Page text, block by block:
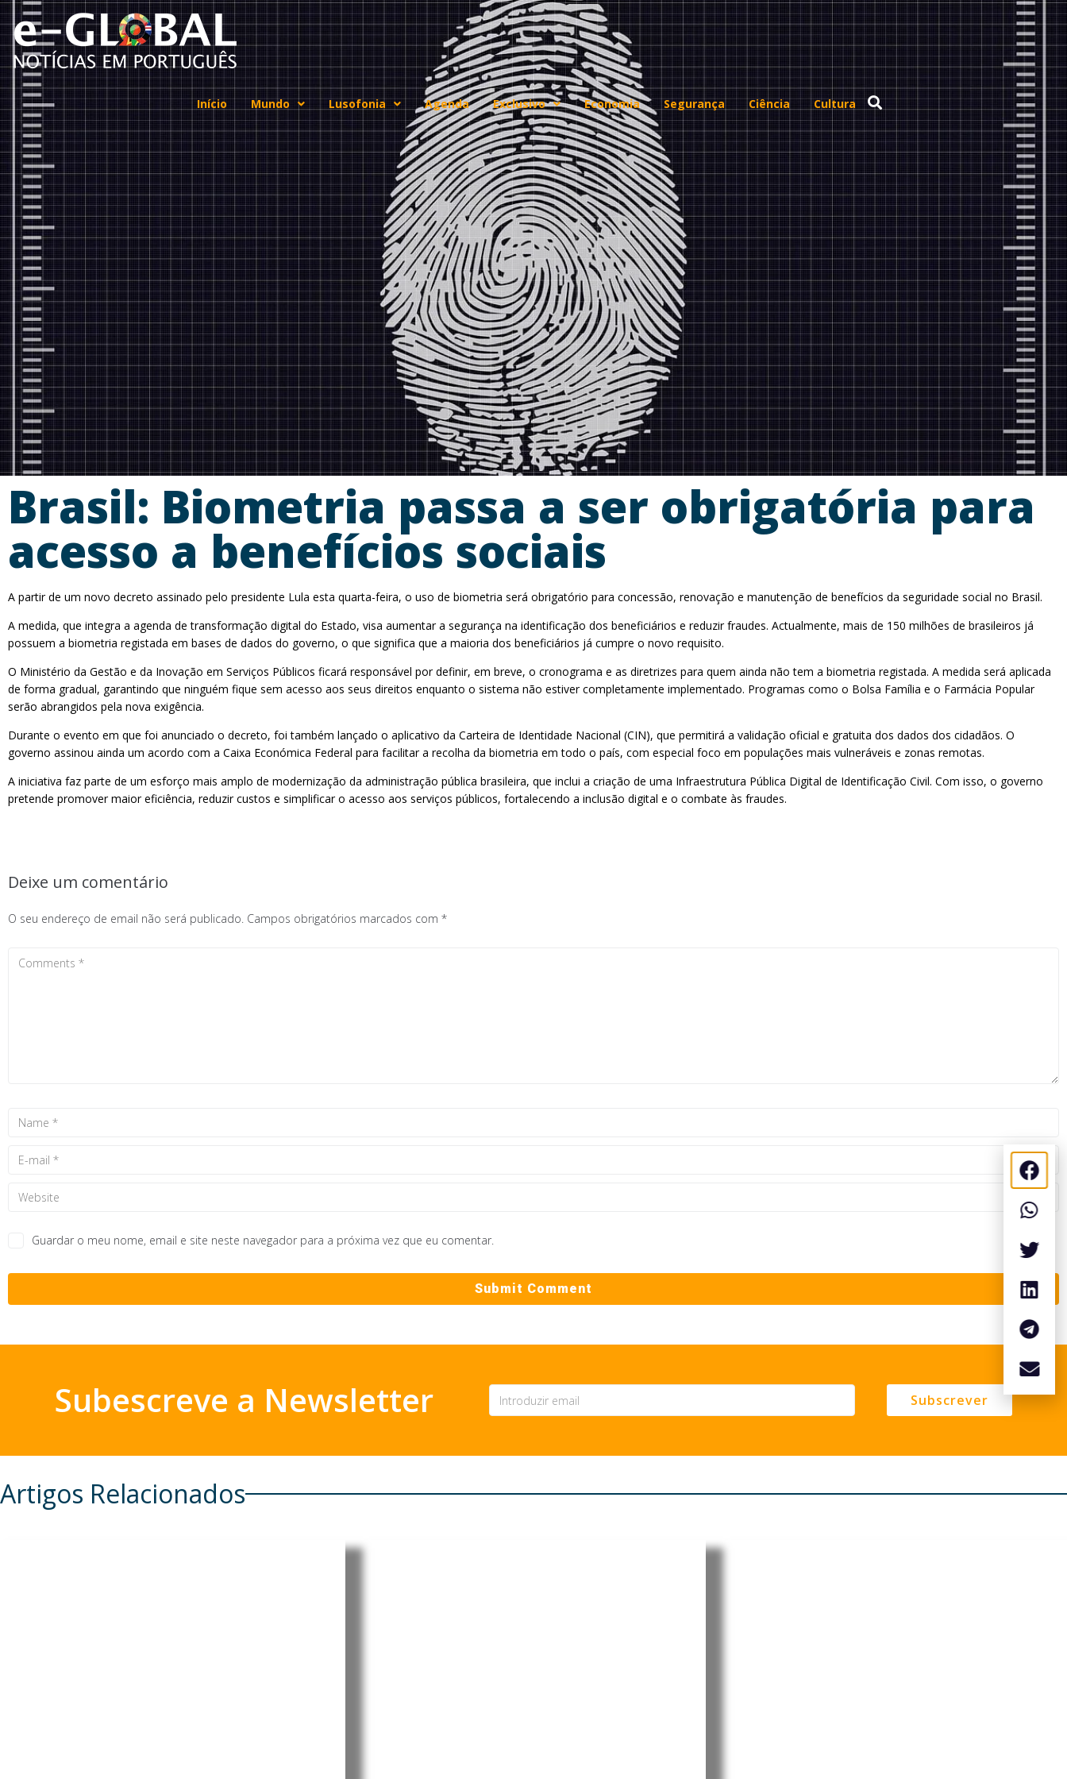
Início Mundo Lusofonia Agenda Exclusivo Economia Segurança Ciência Cultura
Brasil: Biometria passa a ser obrigatória para
acesso a benefícios sociais
A partir de um novo decreto assinado pelo presidente Lula esta quarta-feira, o uso de biometria será obrigatório para concessão, renovação e manutenção de benefícios da seguridade social no Brasil.
A medida, que integra a agenda de transformação digital do Estado, visa aumentar a segurança na identificação dos beneficiários e reduzir fraudes. Actualmente, mais de 150 milhões de brasileiros já
possuem a biometria registada em bases de dados do governo, o que significa que a maioria dos beneficiários já cumpre o novo requisito.
O Ministério da Gestão e da Inovação em Serviços Públicos ficará responsável por definir, em breve, o cronograma e as diretrizes para quem ainda não tem a biometria registada. A medida será aplicada
de forma gradual, garantindo que ninguém fique sem acesso aos seus direitos enquanto o sistema não estiver completamente implementado. Programas como o Bolsa Família e o Farmácia Popular
serão abrangidos pela nova exigência.
Durante o evento em que foi anunciado o decreto, foi também lançado o aplicativo da Carteira de Identidade Nacional (CIN), que permitirá a validação oficial e gratuita dos dados dos cidadãos. O
governo assinou ainda um acordo com a Caixa Económica Federal para facilitar a recolha da biometria em todo o país, com especial foco em populações mais vulneráveis e zonas remotas.
A iniciativa faz parte de um esforço mais amplo de modernização da administração pública brasileira, que inclui a criação de uma Infraestrutura Pública Digital de Identificação Civil. Com isso, o governo
pretende promover maior eficiência, reduzir custos e simplificar o acesso aos serviços públicos, fortalecendo a inclusão digital e o combate às fraudes.
Deixe um comentário
O seu endereço de email não será publicado. Campos obrigatórios marcados com *
Guardar o meu nome, email e site neste navegador para a próxima vez que eu comentar.
Subescreve a Newsletter Subscrever
Artigos Relacionados